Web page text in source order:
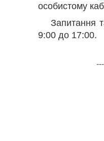
особистому
Запитання
9:00 до 17:00.